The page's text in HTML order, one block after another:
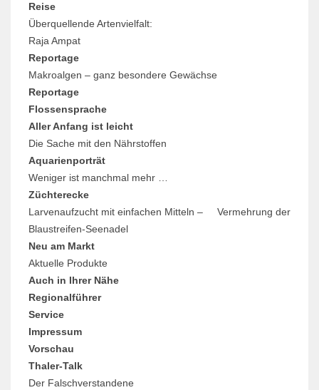
Reise
Überquellende Artenvielfalt:
Raja Ampat
Reportage
Makroalgen – ganz besondere Gewächse
Reportage
Flossensprache
Aller Anfang ist leicht
Die Sache mit den Nährstoffen
Aquarienporträt
Weniger ist manchmal mehr …
Züchterecke
Larvenaufzucht mit einfachen Mitteln – Vermehrung der
Blaustreifen-Seenadel
Neu am Markt
Aktuelle Produkte
Auch in Ihrer Nähe
Regionalführer
Service
Impressum
Vorschau
Thaler-Talk
Der Falschverstandene